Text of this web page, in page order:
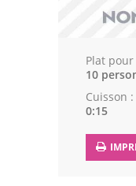
Cuisine
Cuisine
Astuces
Plat pour
10
Cuisson :
0:15